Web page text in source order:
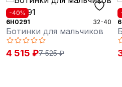
-50%
6S7412
35-39
Ботинки для мальчиков
3 560 ₽7 115 ₽